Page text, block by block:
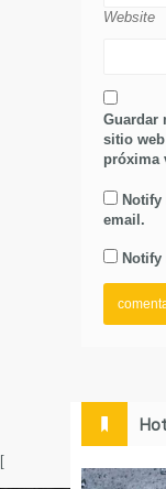
Website
Guardar
sitio
próxima
email.
Notify
[